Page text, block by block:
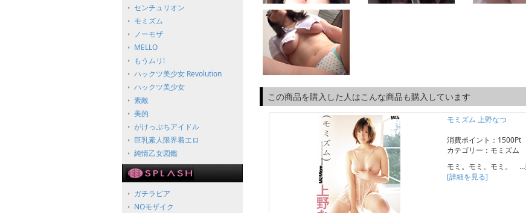
センチュリオン
モミズム
ノーモザ
MELLO
もうムリ!
ハックツ美少女 Revolution
ハックツ美少女
素敵
美的
がけっぷちアイドル
巨乳素人限界着エロ
純情乙女図鑑
ガチラビア
NOモザイク
この商品を購入した人はこんな商品も購入しています
モミズム 上野なつ
消費ポイント：1500Pt
カテゴリー：モミズム
モミ。モミ。モミ。 …
[詳細を見る]